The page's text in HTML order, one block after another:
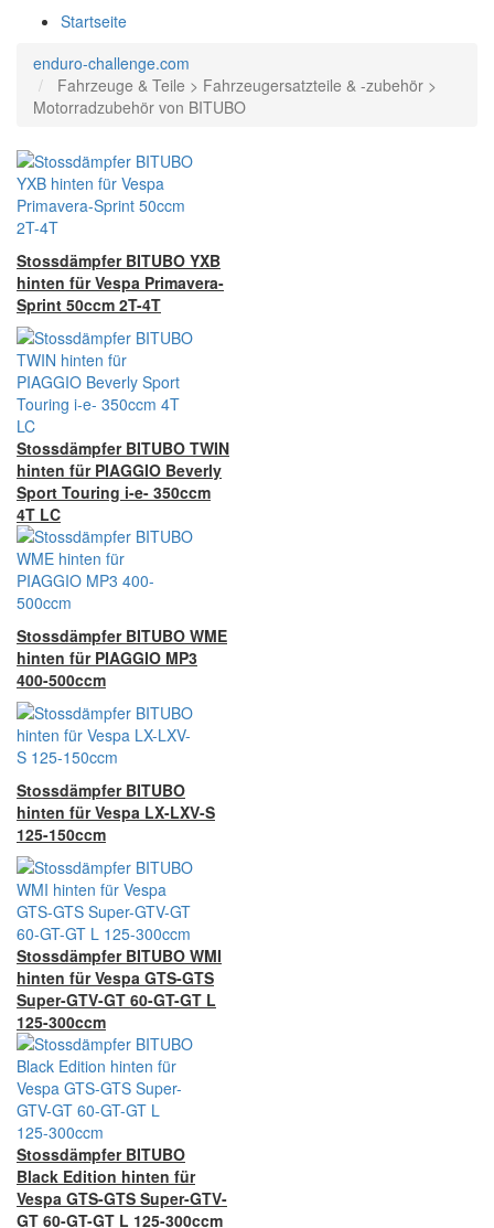
Startseite
enduro-challenge.com
Fahrzeuge & Teile > Fahrzeugersatzteile & -zubehör >
Motorradzubehör von BITUBO
Stossdämpfer BITUBO YXB
hinten für Vespa Primavera-
Sprint 50ccm 2T-4T
Stossdämpfer BITUBO TWIN
hinten für PIAGGIO Beverly
Sport Touring i-e- 350ccm
4T LC
Stossdämpfer BITUBO WME
hinten für PIAGGIO MP3
400-500ccm
Stossdämpfer BITUBO
hinten für Vespa LX-LXV-S
125-150ccm
Stossdämpfer BITUBO WMI
hinten für Vespa GTS-GTS
Super-GTV-GT 60-GT-GT L
125-300ccm
Stossdämpfer BITUBO
Black Edition hinten für
Vespa GTS-GTS Super-GTV-
GT 60-GT-GT L 125-300ccm